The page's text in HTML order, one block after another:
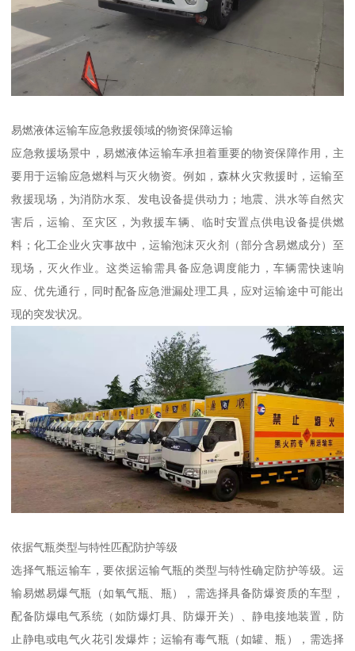
易燃液体运输车应急救援领域的物资保障运输​
应急救援场景中，易燃液体运输车承担着重要的物资保障作用，主
要用于运输应急燃料与灭火物资。例如，森林火灾救援时，运输至
救援现场，为消防水泵、发电设备提供动力；地震、洪水等自然灾
害后，运输、至灾区，为救援车辆、临时安置点供电设备提供燃
料；化工企业火灾事故中，运输泡沫灭火剂（部分含易燃成分）至
现场，灭火作业。这类运输需具备应急调度能力，车辆需快速响
应、优先通行，同时配备应急泄漏处理工具，应对运输途中可能出
现的突发状况。
依据气瓶类型与特性匹配防护等级​
选择气瓶运输车，要依据运输气瓶的类型与特性确定防护等级。运
输易燃易爆气瓶（如氧气瓶、瓶），需选择具备防爆资质的车型，
配备防爆电气系统（如防爆灯具、防爆开关）、静电接地装置，防
止静电或电气火花引发爆炸；运输有毒气瓶（如罐、瓶），需选择